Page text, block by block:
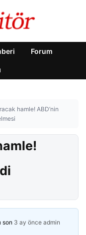
Forum
hamle! ABD’nin
son 3 ay önce admin